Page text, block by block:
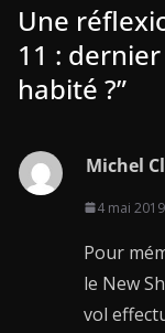
Une
11 :
habité ?”
Michel
4 mai
Pour
le New
vol